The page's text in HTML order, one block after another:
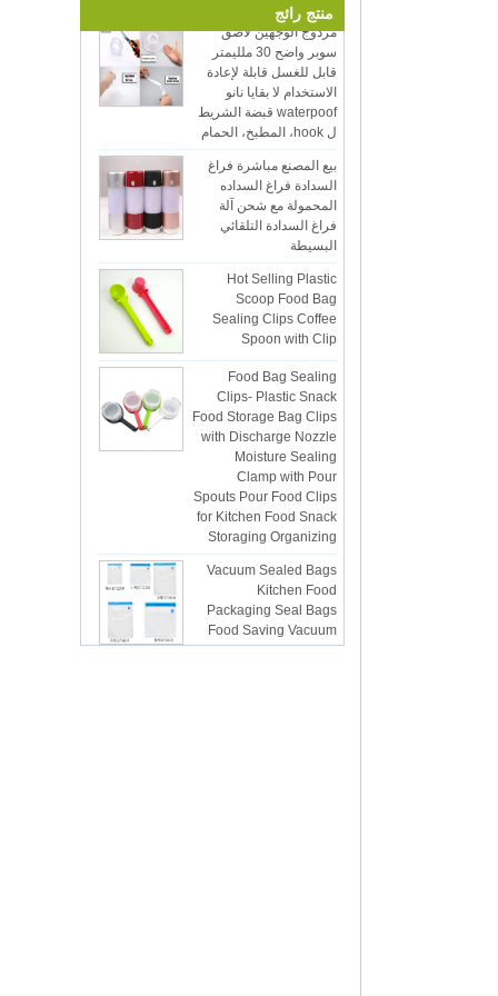
sales5@kring.com Tel / Whatsapp: +8
...
منتج رائج
مزدوج الوجهين لاصق
سوبر واضح 30 ملليمتر
قابل للغسل قابلة لإعادة
الاستخدام لا بقايا نانو
waterpoof قبضة الشريط
ل hook، المطبخ، الحمام
بيع المصنع مباشرة فراغ
السدادة فراغ السداده
المحمولة مع شحن آلة
فراغ السدادة التلقائي
البسيطة
Hot Selling Plastic
Scoop Food Bag
Sealing Clips Coffee
Spoon with Clip
Clips- Plastic Snack
Food Storage Bag Clips
with Discharge Nozzle
Moisture Sealing
Clamp with Pour
Spouts Pour Food Clips
for Kitchen Food Snack
Storaging Organizing
Vacuum Sealed Bags
Kitchen Food
Packaging Seal Bags
Food Saving Vacuum
Bag Storage